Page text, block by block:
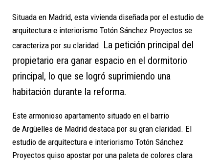
Situada en Madrid, esta vivienda diseñada por el estudio de
arquitectura e interiorismo Totón Sánchez Proyectos se
caracteriza por su claridad. La petición principal del
propietario era ganar espacio en el dormitorio
principal, lo que se logró suprimiendo una
habitación durante la reforma.
Este armonioso apartamento situado en el barrio
de Argüelles de Madrid destaca por su gran claridad. El
estudio de arquitectura e interiorismo Totón Sánchez
Proyectos quiso apostar por una paleta de colores clara